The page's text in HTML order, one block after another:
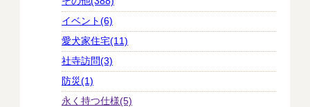
イベント(6)
愛犬家住宅(11)
社寺訪問(3)
防災(1)
永く持つ仕様(5)